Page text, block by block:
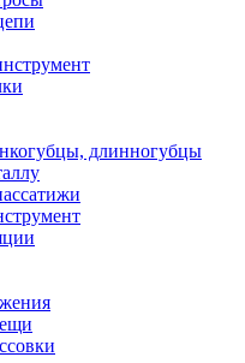
длинногубцы